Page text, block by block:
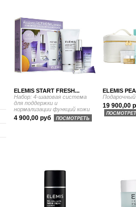
ELEMIS START FRESH...
Набор: 4-шаговая система
для поддержки и
нормализации функций кожи
4 900,00 руб ПОСМОТРЕТЬ
ELEMIS
19 900,00